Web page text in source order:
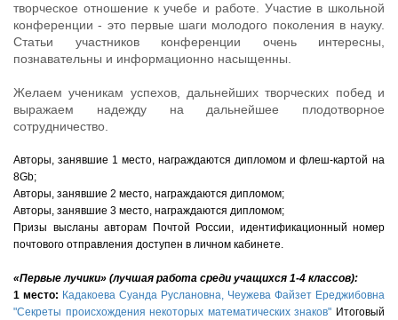
творческое отношение к учебе и работе. Участие в школьной
конференции - это первые шаги молодого поколения в науку.
Статьи участников конференции очень интересны,
познавательны и информационно насыщенны.
Желаем ученикам успехов, дальнейших творческих побед и
выражаем надежду на дальнейшее плодотворное
сотрудничество.
Авторы, занявшие 1 место, награждаются дипломом и флеш-картой на
8Gb;
Авторы, занявшие 2 место, награждаются дипломом;
Авторы, занявшие 3 место, награждаются дипломом;
Призы высланы авторам Почтой России, идентификационный номер
почтового отправления доступен в личном кабинете.
«Первые лучики» (лучшая работа среди учащихся 1-4 классов):
1 место: Кадакоева Суанда Руслановна, Чеужева Файзет Ереджибовна
"Секреты происхождения некоторых математических знаков" Итоговый